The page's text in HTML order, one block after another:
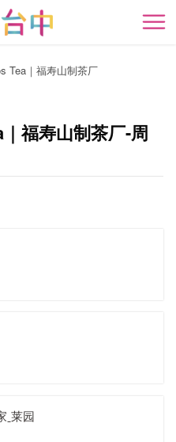
开
Tea｜福寿山制茶厂
福寿山制茶厂-周
ˍ莱园